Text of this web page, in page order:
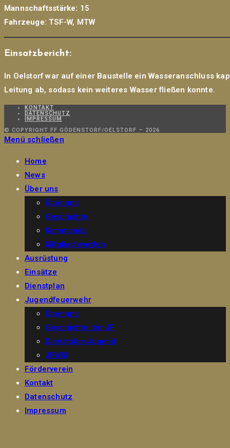
Mannschaftsstärke: 15
Fahrzeuge: TSF-W, MTW
Einsatzbericht:
In Oelstorf war auf einer Baustelle ein Wasseranschluss
Leitung ab, sodass kein weiteres Wasser fließen konnte.
KONTAKT
DATENSCHUTZ
IMPRESSUM
© COPYRIGHT FF GÖDENSTORF/OELSTORF – 2026
Menü schließen
Home
News
Über uns
Über uns
Geschichte
Kommando
Mitglied werden
Ausrüstung
Einsätze
Dienstplan
Jugendfeuerwehr
Über uns
Geschichte der JF
Dienstplan Jugend
JFWM
Förderverein
Kontakt
Datenschutz
Impressum